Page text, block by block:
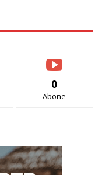
0
Abone